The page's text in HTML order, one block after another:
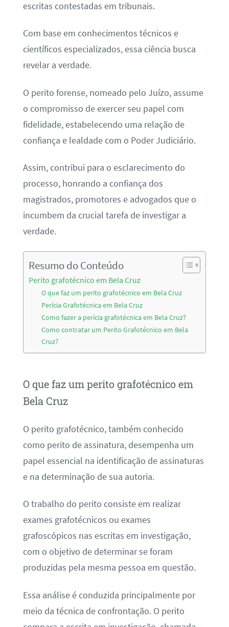
escritas contestadas em tribunais.
Com base em conhecimentos técnicos e
científicos especializados, essa ciência busca
revelar a verdade.
O perito forense, nomeado pelo Juízo, assume
o compromisso de exercer seu papel com
fidelidade, estabelecendo uma relação de
confiança e lealdade com o Poder Judiciário.
Assim, contribui para o esclarecimento do
processo, honrando a confiança dos
magistrados, promotores e advogados que o
incumbem da crucial tarefa de investigar a
verdade.
Resumo do Conteúdo
Perito grafotécnico em Bela Cruz
O que faz um perito grafotécnico em Bela Cruz
Perícia Grafotécnica em Bela Cruz
Como fazer a perícia grafotécnica em Bela Cruz?
Como contratar um Perito Grafotécnico em Bela
Cruz?
O que faz um perito grafotécnico em
Bela Cruz
O perito grafotécnico, também conhecido
como perito de assinatura, desempenha um
papel essencial na identificação de assinaturas
e na determinação de sua autoria.
O trabalho do perito consiste em realizar
exames grafotécnicos ou exames
grafoscópicos nas escritas em investigação,
com o objetivo de determinar se foram
produzidas pela mesma pessoa em questão.
Essa análise é conduzida principalmente por
meio da técnica de confrontação. O perito